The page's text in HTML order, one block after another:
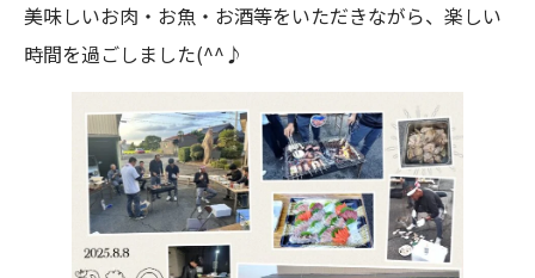
美味しいお肉・お魚・お酒等をいただきながら、楽しい
時間を過ごしました(^^♪